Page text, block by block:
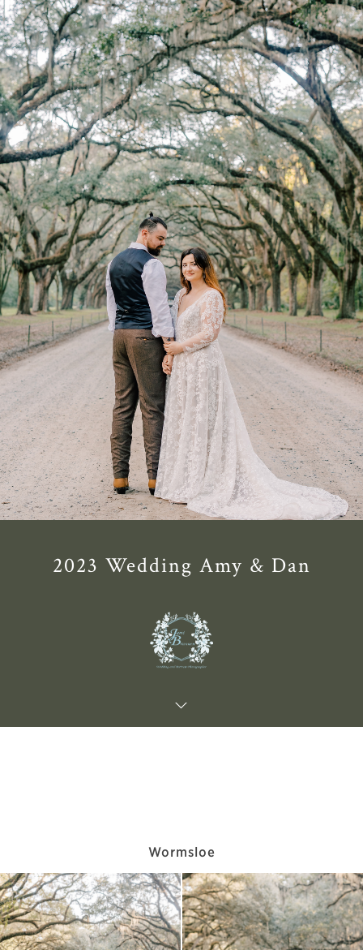
2023 Wedding Amy & Dan
Wormsloe